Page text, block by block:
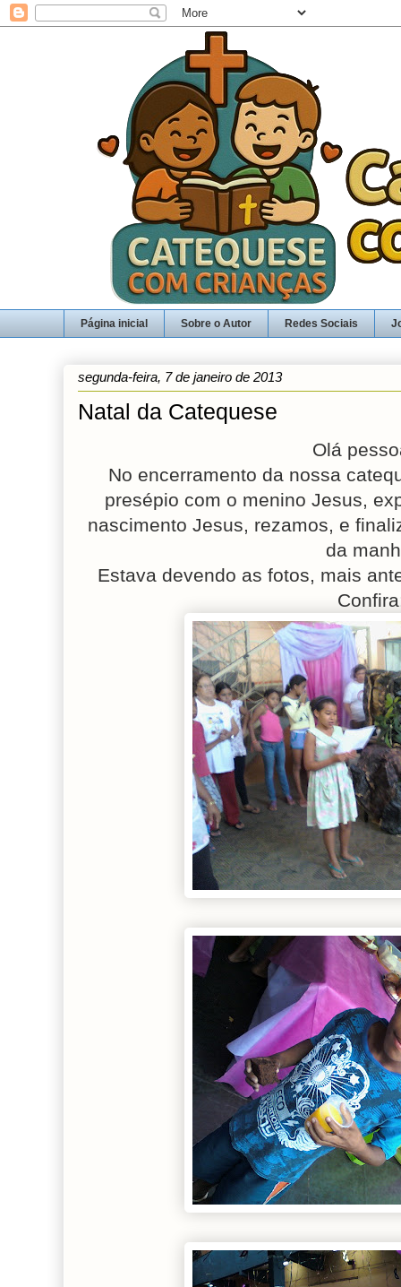
Página inicial Sobre o Autor Redes Sociais
segunda-feira, 7 de janeiro de 2013
Natal da Catequese
Olá
No encerramento da nossa
presépio com o menino Jesus,
nascimento Jesus, rezamos, e
da
Estava devendo as fotos, mais